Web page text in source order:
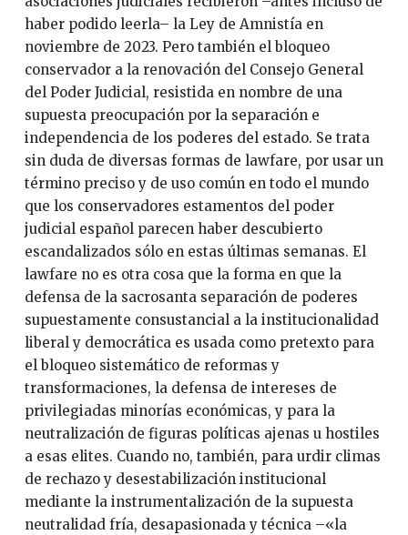
haber podido leerla– la Ley de Amnistía en
noviembre de 2023. Pero también el bloqueo
conservador a la renovación del Consejo General
del Poder Judicial, resistida en nombre de una
supuesta preocupación por la separación e
independencia de los poderes del estado. Se trata
sin duda de diversas formas de lawfare, por usar un
término preciso y de uso común en todo el mundo
que los conservadores estamentos del poder
judicial español parecen haber descubierto
escandalizados sólo en estas últimas semanas. El
lawfare no es otra cosa que la forma en que la
defensa de la sacrosanta separación de poderes
supuestamente consustancial a la institucionalidad
liberal y democrática es usada como pretexto para
el bloqueo sistemático de reformas y
transformaciones, la defensa de intereses de
privilegiadas minorías económicas, y para la
neutralización de figuras políticas ajenas u hostiles
a esas elites. Cuando no, también, para urdir climas
de rechazo y desestabilización institucional
mediante la instrumentalización de la supuesta
neutralidad fría, desapasionada y técnica –«la